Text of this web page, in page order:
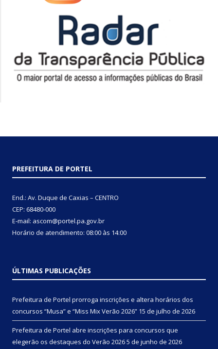
PREFEITURA DE PORTEL
End.: Av. Duque de Caxias – CENTRO
CEP: 68480-000
E-mail: ascom@portel.pa.gov.br
Horário de atendimento: 08:00 às 14:00
ÚLTIMAS PUBLICAÇÕES
Prefeitura de Portel prorroga inscrições e altera horários dos
concursos “Musa” e “Miss Mix Verão 2026” 15 de julho de 2026
Prefeitura de Portel abre inscrições para concursos que
elegerão os destaques do Verão 20265 de junho de 2026